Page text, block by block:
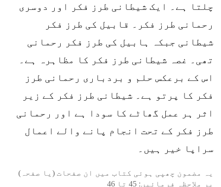
چلتا ہے۔ ایک شیطانی طرز فکر اور دوسری
رحمانی طرز فکر۔ قابیل کی طرز فکر
شیطانی جبکہ ہابیل کی طرز فکر رحمانی
تھی۔ غصہ شیطانی طرز فکر کا مظاہرہ ہے۔
اس کے برعکس حلم و بردباری رحمانی طرز
فکر کا پرتو ہے۔ شیطانی طرز فکر کے زیر
اثر ہر عمل گھاٹے کا سودا ہے اور رحمانی
طرز فکر کے تحت انجام پانے والے اعمال
سراپا خیر ہیں۔
یہ مضمون چھپی ہوئی کتاب میں ان صفحات (یا صفحہ)
پر ملاحظہ فرمائیں: 45 تا 46